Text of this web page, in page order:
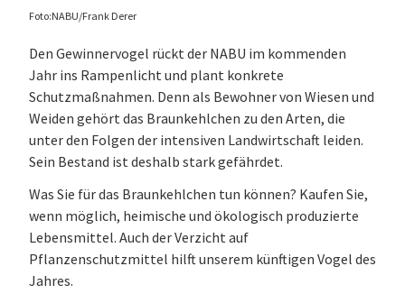
Foto:NABU/Frank Derer
Den Gewinnervogel rückt der NABU im kommenden
Jahr ins Rampenlicht und plant konkrete
Schutzmaßnahmen. Denn als Bewohner von Wiesen und
Weiden gehört das Braunkehlchen zu den Arten, die
unter den Folgen der intensiven Landwirtschaft leiden.
Sein Bestand ist deshalb stark gefährdet.
Was Sie für das Braunkehlchen tun können? Kaufen Sie,
wenn möglich, heimische und ökologisch produzierte
Lebensmittel. Auch der Verzicht auf
Pflanzenschutzmittel hilft unserem künftigen Vogel des
Jahres.